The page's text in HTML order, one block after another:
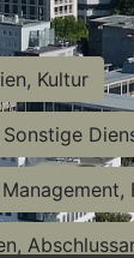
Kultur
Sonstige
Management,